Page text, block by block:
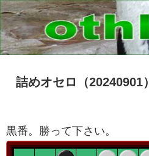
詰めオセロ（20240901）
黒番。勝って下さい。